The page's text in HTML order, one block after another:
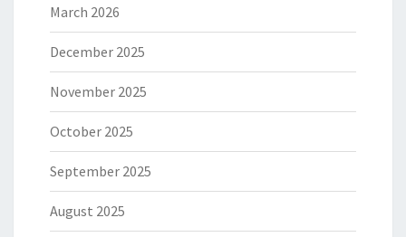
March 2026
December 2025
November 2025
October 2025
September 2025
August 2025